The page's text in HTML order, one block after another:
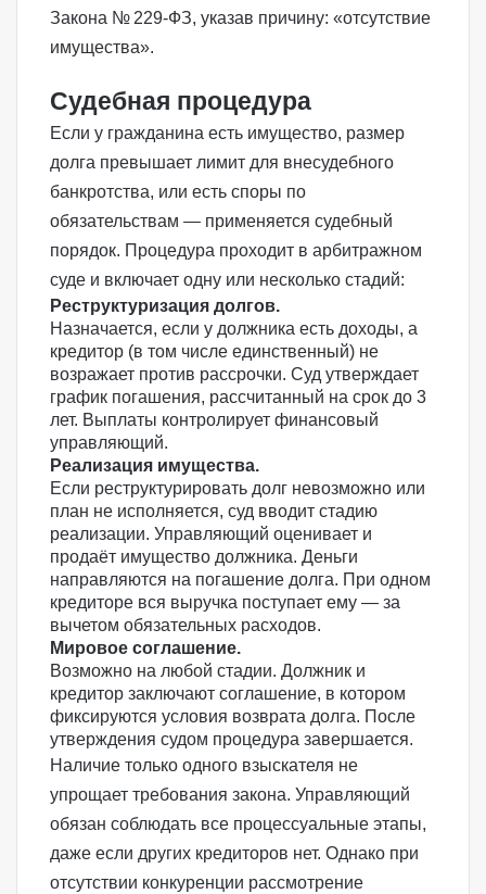
Закона № 229‑ФЗ, указав причину: «отсутствие
имущества».
Судебная процедура
Если у гражданина есть имущество, размер
долга превышает лимит для внесудебного
банкротства, или есть споры по
обязательствам — применяется судебный
порядок. Процедура проходит в арбитражном
суде и включает одну или несколько стадий:
Реструктуризация долгов.
Назначается, если у должника есть доходы, а
кредитор (в том числе единственный) не
возражает против рассрочки. Суд утверждает
график погашения, рассчитанный на срок до 3
лет. Выплаты контролирует финансовый
управляющий.
Реализация имущества.
Если реструктурировать долг невозможно или
план не исполняется, суд вводит стадию
реализации. Управляющий оценивает и
продаёт имущество должника. Деньги
направляются на погашение долга. При одном
кредиторе вся выручка поступает ему — за
вычетом обязательных расходов.
Мировое соглашение.
Возможно на любой стадии. Должник и
кредитор заключают соглашение, в котором
фиксируются условия возврата долга. После
утверждения судом процедура завершается.
Наличие только одного взыскателя не
упрощает требования закона. Управляющий
обязан соблюдать все процессуальные этапы,
даже если других кредиторов нет. Однако при
отсутствии конкуренции рассмотрение